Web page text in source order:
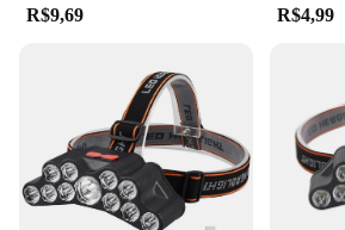
R$9,69 R$4,99